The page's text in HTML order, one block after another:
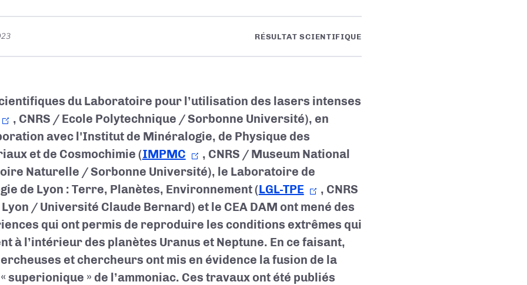
RÉSULTAT SCIENTIFIQUE
du Laboratoire pour l’utilisation des lasers intenses
, CNRS / Ecole Polytechnique / Sorbonne Université), en
avec l'Institut de Minéralogie, de Physique des
et de Cosmochimie (IMPMC
, CNRS / Museum National
Naturelle / Sorbonne Université), le Laboratoire de
de Lyon : Terre, Planètes, Environnement (LGL-TPE
, CNRS
Lyon / Université Claude Bernard) et le CEA DAM ont mené des
qui ont permis de reproduire les conditions extrêmes qui
à l’intérieur des planètes Uranus et Neptune. En ce faisant,
et chercheurs ont mis en évidence la fusion de la
superionique » de l’ammoniac. Ces travaux ont été publiés